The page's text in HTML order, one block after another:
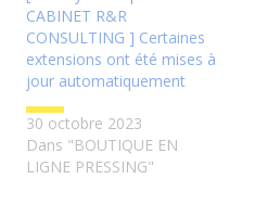
CABINET R&R
CONSULTING ] Certaines
extensions ont été mises à
jour automatiquement
30 octobre 2023
Dans "BOUTIQUE EN
LIGNE PRESSING"